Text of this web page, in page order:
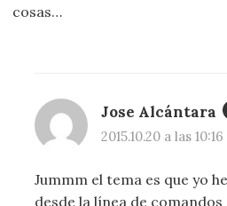
cosas…
Jose Alcántara
2015.10.20 a las 10:16
Jummm el tema es que yo
desde la línea de comandos